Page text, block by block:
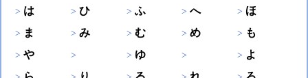
は
ひ ふ へ
ほ
ま
み む め
も
や
ゆ
よ